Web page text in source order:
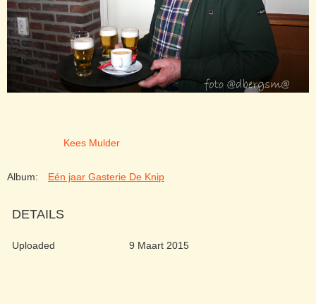
Kees Mulder
Album: Eén jaar Gasterie De Knip
DETAILS
Uploaded 9 Maart 2015